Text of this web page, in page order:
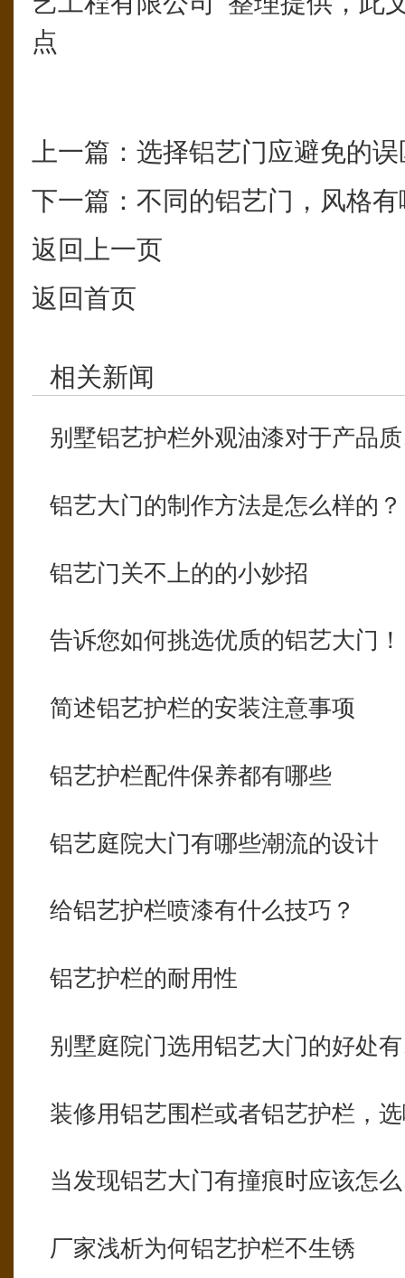
点
上一篇： 选择铝艺门应避免的误
下一篇： 不同的铝艺门，风格
返回上一页
返回首页
相关新闻
别墅铝艺护栏外观油漆对于产品
铝艺大门的制作方法是怎么样的？
铝艺门关不上的的小妙招
告诉您如何挑选优质的铝艺大门！
简述铝艺护栏的安装注意事项
铝艺护栏配件保养都有哪些
铝艺庭院大门有哪些潮流的设计
给铝艺护栏喷漆有什么技巧？
铝艺护栏的耐用性
别墅庭院门选用铝艺大门的好处
装修用铝艺围栏或者铝艺护栏，
当发现铝艺大门有撞痕时应该怎
厂家浅析为何铝艺护栏不生锈